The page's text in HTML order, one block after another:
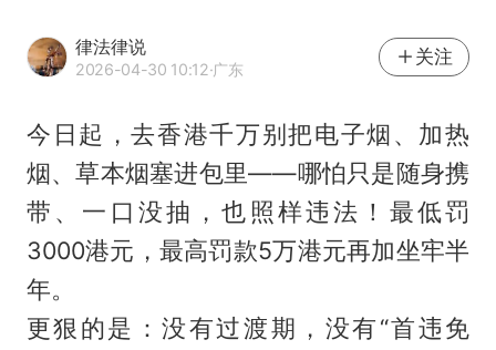
律法律说
2026-04-30 10:12·广东
关注
今日起，去香港千万别把电子烟、加热
烟、草本烟塞进包里——哪怕只是随身携
带、一口没抽，也照样违法！最低罚
3000港元，最高罚款5万港元再加坐牢半
年。
更狠的是：没有过渡期，没有“首违免